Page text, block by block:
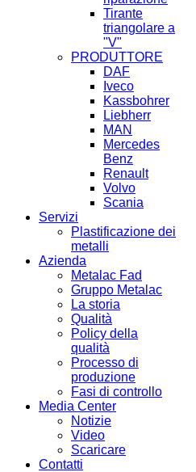
Tirante
triangolare a
"V"
PRODUTTORE
DAF
Iveco
Kassbohrer
Liebherr
MAN
Mercedes
Benz
Renault
Volvo
Scania
Servizi
Plastificazione dei
metalli
Azienda
Metalac Fad
Gruppo Metalac
La storia
Qualità
Policy della
qualità
Processo di
produzione
Fasi di controllo
Media Center
Notizie
Video
Scaricare
Contatti